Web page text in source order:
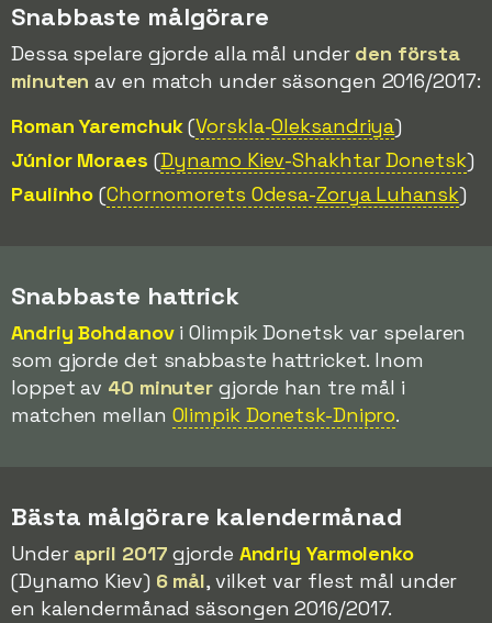
Snabbaste målgörare
Dessa spelare gjorde alla mål under den första
minuten av en match under säsongen 2016/2017:
Roman Yaremchuk(Vorskla-Oleksandriya)
Júnior Moraes (Dynamo Kiev-Shakhtar Donetsk)
Paulinho (Chornomorets Odesa-Zorya Luhansk)
Snabbaste hattrick
Andriy Bohdanovi Olimpik Donetsk var spelaren
som gjorde det snabbaste hattricket. Inom
loppet av 40 minuter gjorde han tre mål i
matchen mellan Olimpik Donetsk-Dnipro.
Bästa målgörare kalendermånad
Under april 2017 gjorde Andriy Yarmolenko
(Dynamo Kiev) 6 mål, vilket var flest mål under
en kalendermånad säsongen 2016/2017.